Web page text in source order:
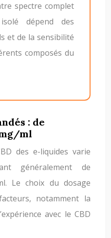
dépend des
et de la sensibilité
composés du
: de
ml
des e-liquides varie
généralement de
Le choix du dosage
notamment la
avec le CBD